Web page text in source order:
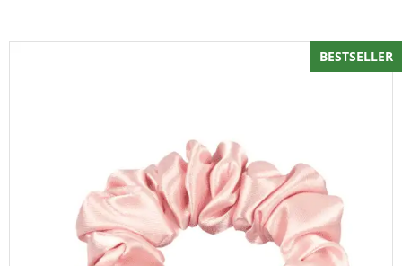
BESTSELLER